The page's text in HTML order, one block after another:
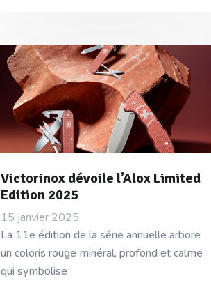
Victorinox dévoile l’Alox Limited
Edition 2025
15 janvier 2025
La 11e édition de la série annuelle arbore
un coloris rouge minéral, profond et calme
qui symbolise